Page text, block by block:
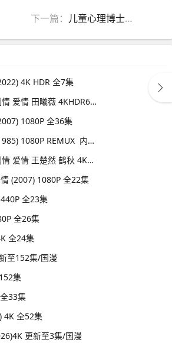
下一篇： 儿童心理博士陈忻0-8岁育儿秘笈-做父母总会遇到的30个怎么办-完结
4K HDR 全7集
天才，女友 (2026)剧情 爱情 田曦薇 4KHDR60FPS 更新08集
1080P 全36集
【原盘】霹雳十杰 (1985) 1080P REMUX 内嵌/外挂简中字幕
这一秒过火 (2026)剧情 爱情 王楚然 鹤秋 4KHDR60FPS 更新26集
(2007) 1080P 全22集
全23集
全26集
全24集
至152集/国漫
集
33集
4K 全52集
更新至3集/国漫